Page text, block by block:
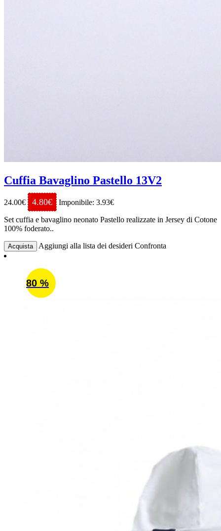
Cuffia Bavaglino Pastello 13V2
24.00€ 4.80€ Imponibile: 3.93€
Set cuffia e bavaglino neonato Pastello realizzate in Jersey di Cotone
100% foderato..
Acquista Aggiungi alla lista dei desideri Confronta
80 %